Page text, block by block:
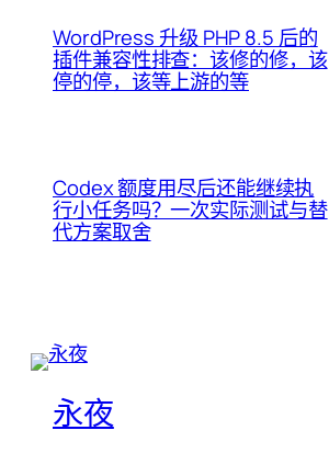
WordPress 升级 PHP 8.5 后的
插件兼容性排查：该修的修，该
停的停，该等上游的等
Codex 额度用尽后还能继续执
行小任务吗？一次实际测试与替
代方案取舍
永夜